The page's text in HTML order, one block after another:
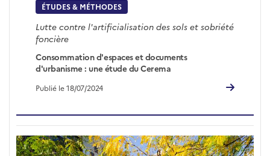
ÉTUDES & MÉTHODES
Lutte contre l'artificialisation des sols et sobriété
foncière
Consommation d'espaces et documents
d'urbanisme : une étude du Cerema
Publié le 18/07/2024